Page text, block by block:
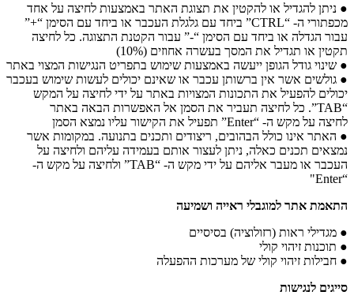
● ניתן להגדיל או להקטין את תצוגת האתר באמצעות לחיצה על אחד
מכפתורי ה- “CTRL” ביחד עם גלגלת העכבר או ביחד עם הסימן “+”
עבור הגדלה או ביחד עם הסימן “-” עבור הקטנת התצוגה. כל לחיצה
תקטין או תגדיל את המסך בעשרה אחוזים (10%)
● שינוי גודל הגופן ייעשה באמצעות שימוש בתפריט הנגישות המצוי באתר
● גולשים אשר אין ברשותן עכבר או שאינם יכולים לעשות שימוש בעכבר
יכולים להפעיל את התכונות המצויות באתר על ידי לחיצה על המקש
“TAB”. כל לחיצה תעביר את הסמן אל האפשרות הבאה באתר
לחיצה על מקש ה- “Enter” תפעיל את הקישור עליו נמצא הסמן
● האתר אינו כולל הבהובים, ריצודים ותכנים בתנועה. במקומות אשר
נמצאים תכנים כאלה, ניתן לעצור אותם בעמידה עליהם ולחיצה על
העכבר או מעבר אליהם על ידי מקש ה- “TAB” ולחיצה על מקש ה-
“Enter"
התאמת אתר למוגבלי ראייה ושמיעה
● מגדילי ראות (רזולוציה) בסיסיים
● תוכנות זיהוי קולי
● חבילות זיהוי קולי של מערכות ההפעלה
סייגים לנגישות